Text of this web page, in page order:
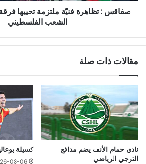
صفاقس : تظاهرة فنيّة ملتزمة تحييها
الشعب الفلسطيني
مقالات ذات صلة
نادي حمام الأنف يضم مدافع
الترجي الرياضي
كسيلة
08-06